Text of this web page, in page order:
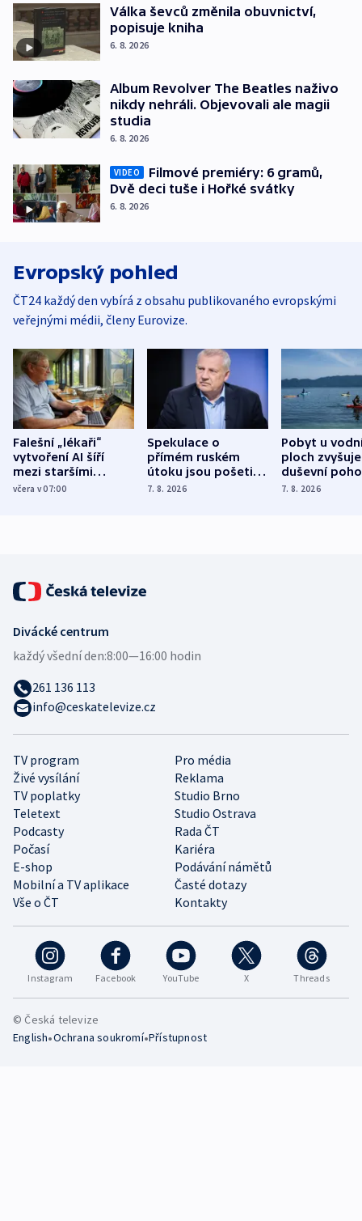
Válka ševců změnila obuvnictví,
popisuje kniha
6. 8. 2026
Album Revolver The Beatles naživo
nikdy nehráli. Objevovali ale magii
studia
6. 8. 2026
VIDEO
Filmové premiéry: 6 gramů,
Dvě deci tuše i Hořké svátky
6. 8. 2026
Evropský pohled
ČT24 každý den vybírá z obsahu publikovaného evropskými
veřejnými médii, členy Eurovize.
Falešní „lékaři“
vytvoření AI šíří
mezi staršími
Poláky nebezpečné
včera v 07:00
Spekulace o
přímém ruském
útoku jsou pošetilé,
míní estonský
7. 8. 2026
Pobyt u
ploch zvyšuje
duševní
ukázala
7. 8. 2026
Instagram Facebook YouTube X Threads
TV program
Pro média
Živé vysílání
Reklama
TV poplatky
Studio Brno
Teletext
Studio Ostrava
Podcasty
Rada ČT
Počasí
Kariéra
E-shop
Podávání námětů
Mobilní a TV aplikace
Časté dotazy
Vše o ČT
Kontakty
Divácké centrum
každý všední den:8:00—16:00 hodin
261 136 113
info@ceskatelevize.cz
© Česká televize
English•Ochrana soukromí•Přístupnost